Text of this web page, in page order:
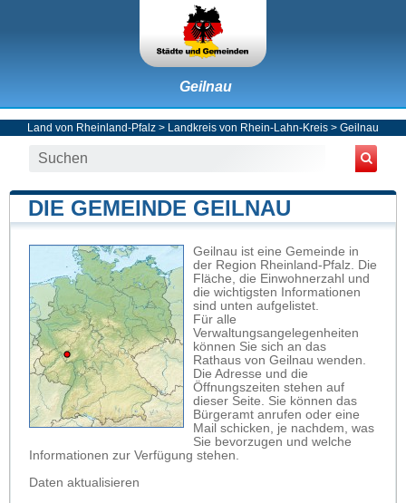
Geilnau
Land von Rheinland-Pfalz > Landkreis von Rhein-Lahn-Kreis > Geilnau
DIE GEMEINDE GEILNAU
Geilnau ist eine Gemeinde in
der Region Rheinland-Pfalz. Die
Fläche, die Einwohnerzahl und
die wichtigsten Informationen
sind unten aufgelistet.
Für alle
Verwaltungsangelegenheiten
können Sie sich an das
Rathaus von Geilnau wenden.
Die Adresse und die
Öffnungszeiten stehen auf
dieser Seite. Sie können das
Bürgeramt anrufen oder eine
Mail schicken, je nachdem, was
Sie bevorzugen und welche
Informationen zur Verfügung stehen.
Daten aktualisieren